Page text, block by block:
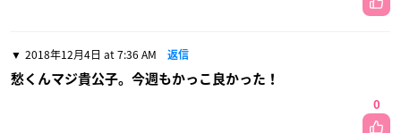
2018年12月4日 at 7:36 AM 返信
愁くんマジ貴公子。今週もかっこ良かった！
0